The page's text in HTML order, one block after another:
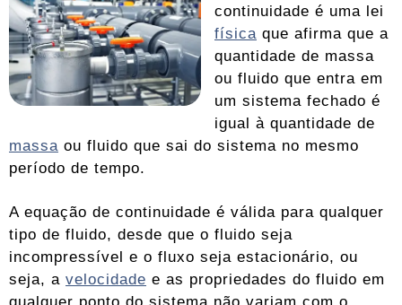
continuidade é uma lei
física que afirma que a
quantidade de massa
ou fluido que entra em
um sistema fechado é
igual à quantidade de
massa ou fluido que sai do sistema no mesmo
período de tempo.
A equação de continuidade é válida para qualquer
tipo de fluido, desde que o fluido seja
incompressível e o fluxo seja estacionário, ou
seja, a velocidade e as propriedades do fluido em